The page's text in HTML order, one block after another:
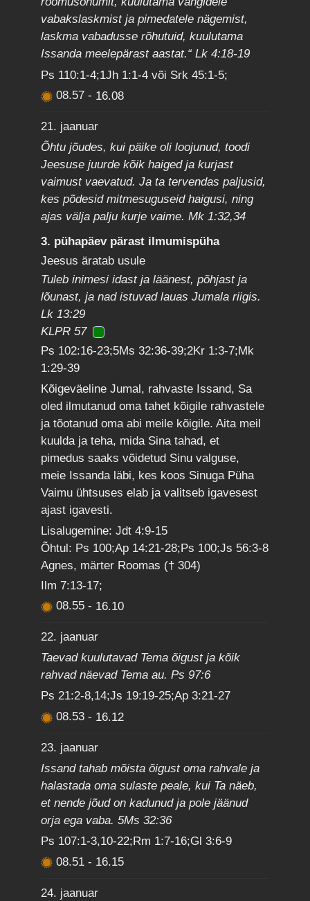
vabakslaskmist ja pimedatele nägemist,
laskma vabadusse rõhutuid, kuulutama
Issanda meelepärast aastat.“ Lk 4:18-19
Ps 110:1-4;1Jh 1:1-4 või Srk 45:1-5;
08.57- 16.08
21. jaanuar
Õhtu jõudes, kui päike oli loojunud, toodi
Jeesuse juurde kõik haiged ja kurjast
vaimust vaevatud. Ja ta tervendas paljusid,
kes põdesid mitmesuguseid haigusi, ning
ajas välja palju kurje vaime. Mk 1:32,34
3. pühapäev pärast ilmumispüha
Jeesus äratab usule
Tuleb inimesi idast ja läänest, põhjast ja
lõunast, ja nad istuvad lauas Jumala riigis.
Lk 13:29
KLPR 57
Ps 102:16-23;5Ms 32:36-39;2Kr 1:3-7;Mk
1:29-39
Kõigeväeline Jumal, rahvaste Issand, Sa
oled ilmutanud oma tahet kõigile rahvastele
ja tõotanud oma abi meile kõigile. Aita meil
kuulda ja teha, mida Sina tahad, et
pimedus saaks võidetud Sinu valguse,
meie Issanda läbi, kes koos Sinuga Püha
Vaimu ühtsuses elab ja valitseb igavesest
ajast igavesti.
Lisalugemine: Jdt 4:9-15
Õhtul: Ps 100;Ap 14:21-28;Ps 100;Js 56:3-8
Agnes, märter Roomas († 304)
Ilm 7:13-17;
08.55- 16.10
22. jaanuar
Taevad kuulutavad Tema õigust ja kõik
rahvad näevad Tema au. Ps 97:6
Ps 21:2-8,14;Js 19:19-25;Ap 3:21-27
08.53- 16.12
23. jaanuar
Issand tahab mõista õigust oma rahvale ja
halastada oma sulaste peale, kui Ta näeb,
et nende jõud on kadunud ja pole jäänud
orja ega vaba. 5Ms 32:36
Ps 107:1-3,10-22;Rm 1:7-16;Gl 3:6-9
08.51- 16.15
24. jaanuar